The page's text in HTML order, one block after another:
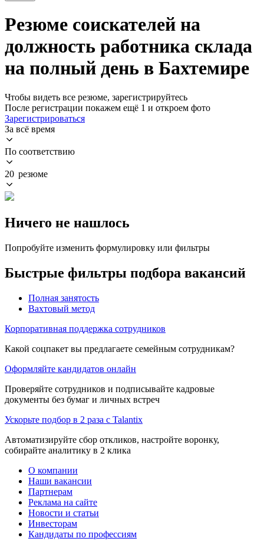
Резюме соискателей на
должность работника склада
на полный день в Бахтемире
Чтобы видеть все резюме, зарегистрируйтесь
После регистрации покажем ещё 1 и откроем фото
Зарегистрироваться
За всё время
По соответствию
20 резюме
Ничего не нашлось
Попробуйте изменить формулировку или фильтры
Быстрые фильтры подбора вакансий
Полная занятость
Вахтовый метод
Корпоративная поддержка сотрудников
Какой соцпакет вы предлагаете семейным сотрудникам?
Оформляйте кандидатов онлайн
Проверяйте сотрудников и подписывайте кадровые
документы без бумаг и личных встреч
Ускорьте подбор в 2 раза с Talantix
Автоматизируйте сбор откликов, настройте воронку,
собирайте аналитику в 2 клика
О компании
Наши вакансии
Партнерам
Реклама на сайте
Новости и статьи
Инвесторам
Кандидаты по профессиям